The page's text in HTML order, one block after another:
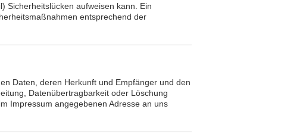
Sicherheitslücken aufweisen kann. Ein
entsprechend der
Daten, deren Herkunft und Empfänger und den
Datenübertragbarkeit oder Löschung
Impressum angegebenen Adresse an uns